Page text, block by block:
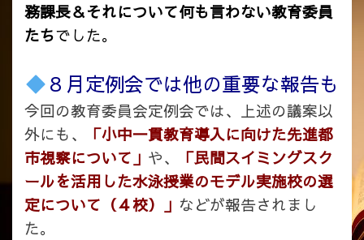
務課長＆それについて何も言わない教育委員
たちでした。
８月定例会では他の重要な報告も
今回の教育委員会定例会では、上述の議案以
外にも、
「小中一貫教育導入に向けた先進都
市視察について」 や、
「民間スイミングスク
ールを活用した水泳授業のモデル実施校の選
定について（４校）」 などが報告されまし
た。